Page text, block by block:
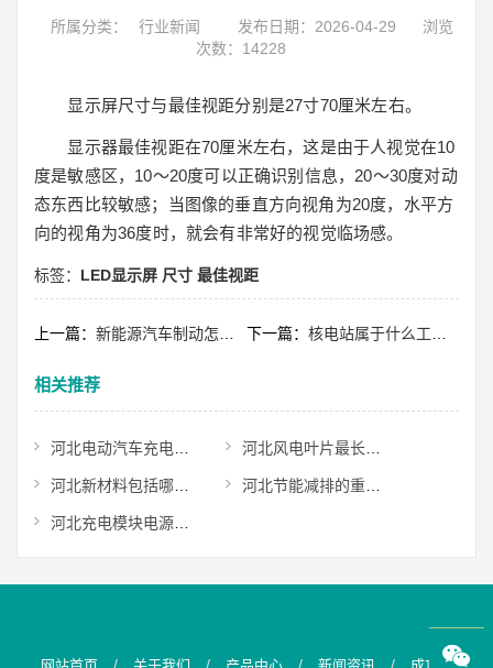
所属分类： 行业新闻 发布日期：2026-04-29
浏览
次数：14228
显示屏尺寸与最佳视距分别是27寸70厘米左右。
显示器最佳视距在70厘米左右，这是由于人视觉在10
度是敏感区，10～20度可以正确识别信息，20～30度对动
态东西比较敏感；当图像的垂直方向视角为20度，水平方
向的视角为36度时，就会有非常好的视觉临场感。
标签： LED显示屏 尺寸 最佳视距
上一篇： 新能源汽车制动怎么样？ 下一篇： 核电站属于什么工程？
相关推荐
河北风电叶片最长多少米？
河北节能减排的重要意义是什么？